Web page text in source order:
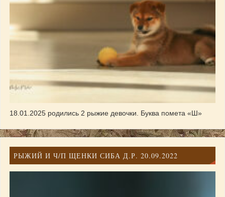
18.01.2025 родились 2 рыжие девочки. Буква помета «Ш»
РЫЖИЙ И Ч/П ЩЕНКИ СИБА Д.Р. 20.09.2022